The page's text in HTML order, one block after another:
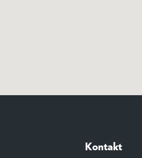
Kontakt